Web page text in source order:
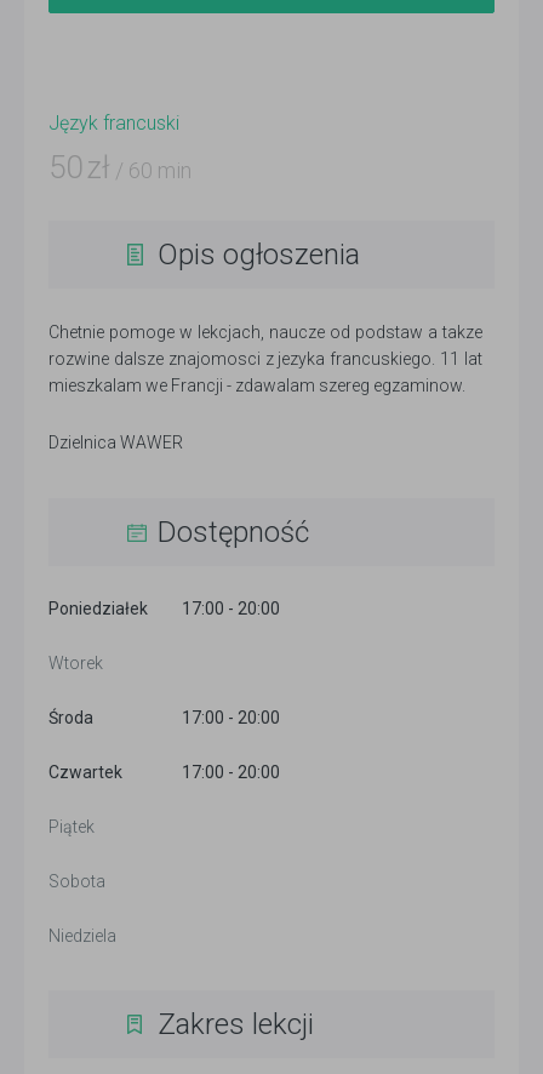
Język francuski
50 zł / 60 min
Opis ogłoszenia
Chetnie pomoge w lekcjach, naucze od podstaw a takze
rozwine dalsze znajomosci z jezyka francuskiego. 11 lat
mieszkalam we Francji - zdawalam szereg egzaminow.
Dzielnica WAWER
Dostępność
Poniedziałek 17:00 - 20:00
Wtorek
Środa 17:00 - 20:00
Czwartek 17:00 - 20:00
Piątek
Sobota
Niedziela
Zakres lekcji